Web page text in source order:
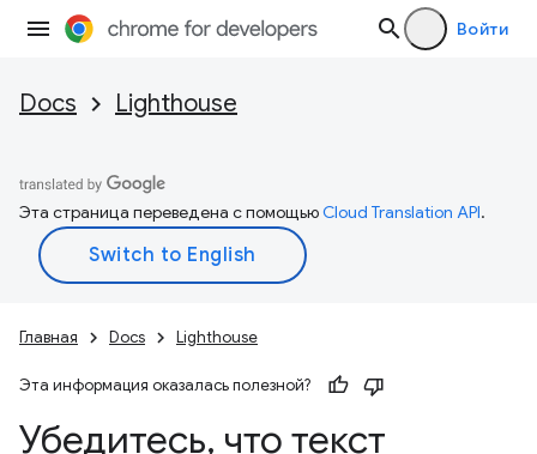
Войти
Docs Lighthouse
Эта страница переведена с помощьюCloud Translation API.
Главная Docs Lighthouse
Эта информация оказалась полезной?
Убедитесь, что текст